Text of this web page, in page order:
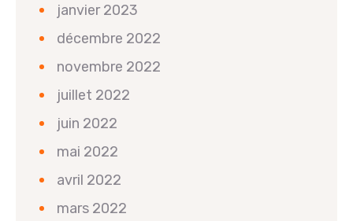
janvier 2023
décembre 2022
novembre 2022
juillet 2022
juin 2022
mai 2022
avril 2022
mars 2022